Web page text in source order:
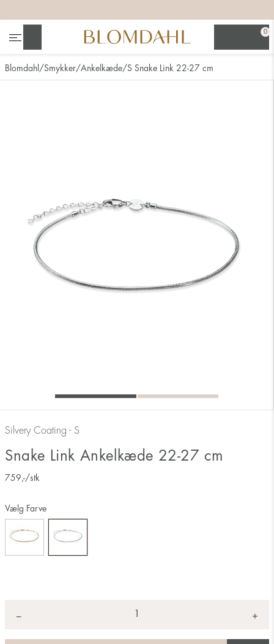
0
Blomdahl Smykker Ankelkæde S Snake Link 22-27 cm
Silvery Coating - S
Snake Link Ankelkæde 22-27 cm
759 ,-/stk
Vælg Farve
− +